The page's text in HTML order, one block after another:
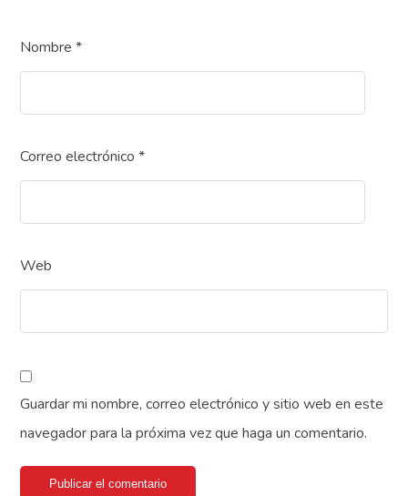
Nombre*
Correo electrónico*
Web
Guardar mi nombre, correo electrónico y sitio web en este
navegador para la próxima vez que haga un comentario.
Publicar el comentario